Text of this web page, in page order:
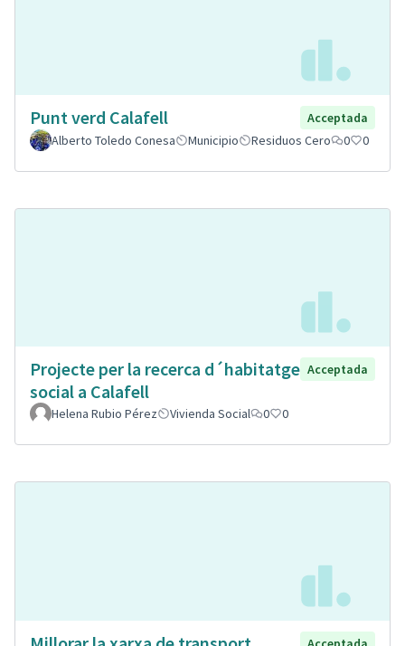
Punt verd Calafell
Acceptada
Alberto Toledo Conesa
Municipio Residuos Cero 0 0
Projecte per la recerca d´habitatge
social a Calafell
Acceptada
Helena Rubio Pérez Vivienda Social 0 0